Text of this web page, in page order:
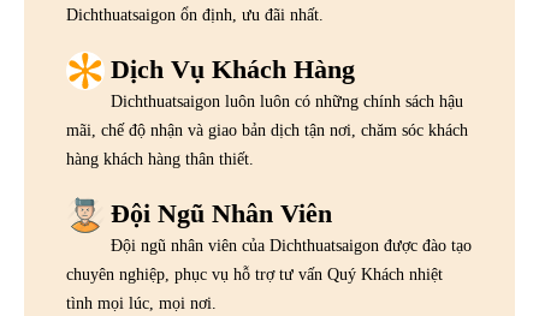
Dichthuatsaigon ổn định, ưu đãi nhất.
Dịch Vụ Khách Hàng
Dichthuatsaigon luôn luôn có những chính sách hậu
mãi, chế độ nhận và giao bản dịch tận nơi, chăm sóc khách
hàng khách hàng thân thiết.
Đội Ngũ Nhân Viên
Đội ngũ nhân viên của Dichthuatsaigon được đào tạo
chuyên nghiệp, phục vụ hỗ trợ tư vấn Quý Khách nhiệt
tình mọi lúc, mọi nơi.